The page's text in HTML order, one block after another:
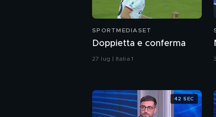
SPORTMEDIASET
Doppietta e conferma
27 lug | Italia 1
42 SEC